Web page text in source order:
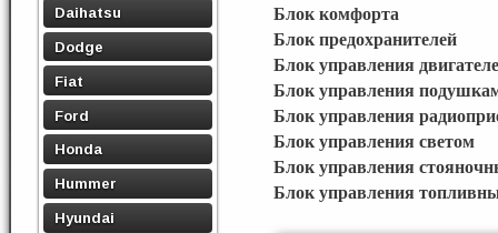
Daihatsu
Dodge
Fiat
Ford
Honda
Hummer
Hyundai
Блок комфорта
Блок предохранителей
Блок управления
Блок управления
Блок управления
Блок управления светом
Блок управления
Блок управления